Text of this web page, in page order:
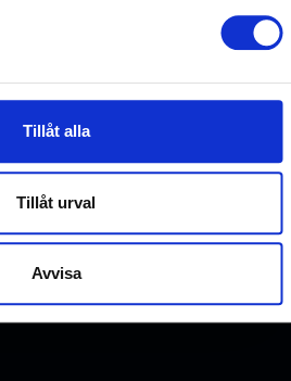
Tillåt alla
Tillåt urval
Avvisa